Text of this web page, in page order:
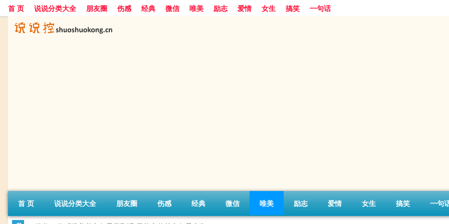
首 页 说说分类大全 朋友圈 伤感 经典 微信 唯美 励志 爱情 女生 搞笑 一句话
首 页 说说分类大全 朋友圈 伤感 经典 微信 唯美 励志 爱情 女生 搞笑 一句